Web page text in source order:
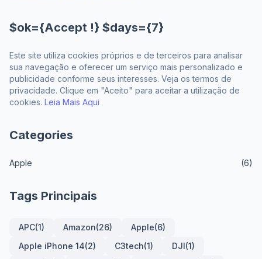
$ok={Accept !} $days={7}
Este site utiliza cookies próprios e de terceiros para analisar
sua navegação e oferecer um serviço mais personalizado e
publicidade conforme seus interesses. Veja os termos de
privacidade. Clique em "Aceito" para aceitar a utilização de
cookies. Leia Mais Aqui
Categories
Apple (6)
Tags Principais
APC(1) Amazon(26) Apple(6)
Apple iPhone 14(2) C3tech(1) DJI(1)